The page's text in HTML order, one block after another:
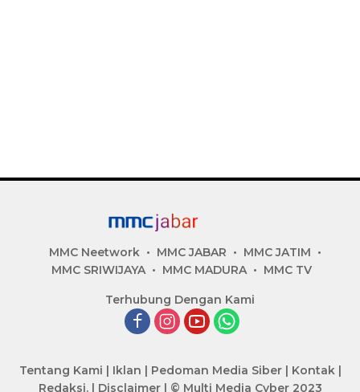
MMC Neetwork MMC JABAR
MMC JATIM
MMC SRIWIJAYA
MMC MADURA MMC TV
Terhubung Dengan Kami
Tentang Kami | Iklan | Pedoman Media Siber| Kontak |
Redaksi.| Disclaimer| © Multi Media Cyber 2023